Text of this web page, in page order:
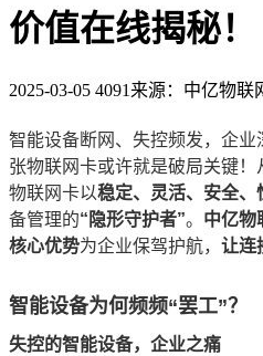
价值在线揭秘！
2025-03-05 4091 来源：中亿物联
智能设备断网、失控频发，企业
张物联网卡或许就是破局关键！
物联网卡以稳定、灵活、安全、
备管理的“隐形守护者”。 中亿物
核心优势为企业保驾护航， 让连
智能设备为何频频“罢工”？
失控的智能设备，企业之痛